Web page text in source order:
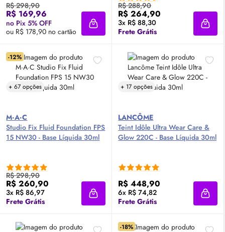
R$ 298,90
R$ 169,96
no Pix 5% OFF
ou R$ 178,90 no cartão
Adicionar à sacola
R$ 288,90
R$ 264,90
3x R$ 88,30
Frete Grátis
-12%
+ 67 opções
M·A·C
Studio Fix Fluid FoundationFPS
15 NW30 - Base Líquida 30ml
R$ 298,90
R$ 260,90
3x R$ 86,97
Frete Grátis
Adicionar à sacola
+ 17 opções
LANCÔME
Teint Idôle Ultra Wear Care &
Glow 220C - Base Líquida 30ml
R$ 448,90
6x R$ 74,82
Frete Grátis
-18%